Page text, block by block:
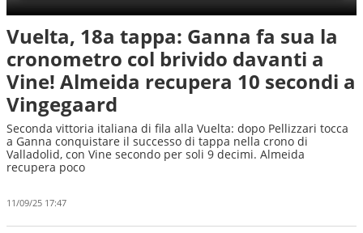
Vuelta, 18a tappa: Ganna fa sua la
cronometro col brivido davanti a
Vine! Almeida recupera 10 secondi a
Vingegaard
Seconda vittoria italiana di fila alla Vuelta: dopo Pellizzari tocca
a Ganna conquistare il successo di tappa nella crono di
Valladolid, con Vine secondo per soli 9 decimi. Almeida
recupera poco
11/09/25 17:47